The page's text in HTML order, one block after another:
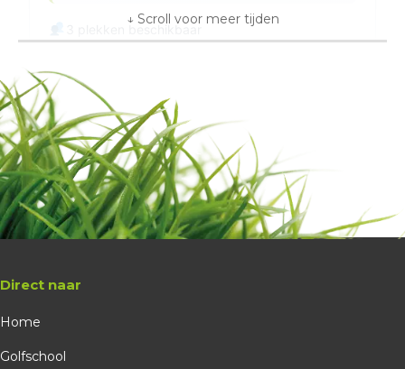
Golfschool
Hein Kaal
Score op de green, beginners - tot hcp 45
Boeken
Direct naar
Home
Golfschool